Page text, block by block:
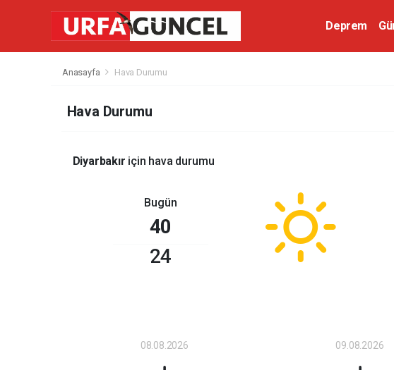
Deprem
Anasayfa Hava Durumu
Hava Durumu
Diyarbakır için hava durumu
Bugün
40
24
08.08.2026 09.08.2026